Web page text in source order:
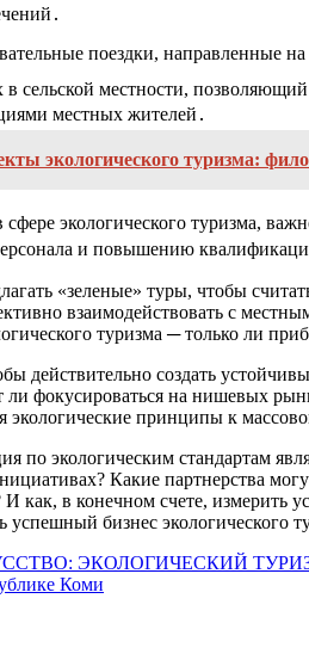
поездки, направленные
сельской местности,
местных жителей․
экологического туризма:
сфере экологического туризма,
и повышению
«зеленые» туры, чтобы
взаимодействовать с
туризма ─ только ли
действительно создать
фокусироваться на нишевых
экологические принципы к
по экологическим стандартам
Какие партнерства
И как, в конечном счете, измерить
бизнес экологического
ЭКОЛОГИЧЕСКИЙ
Коми